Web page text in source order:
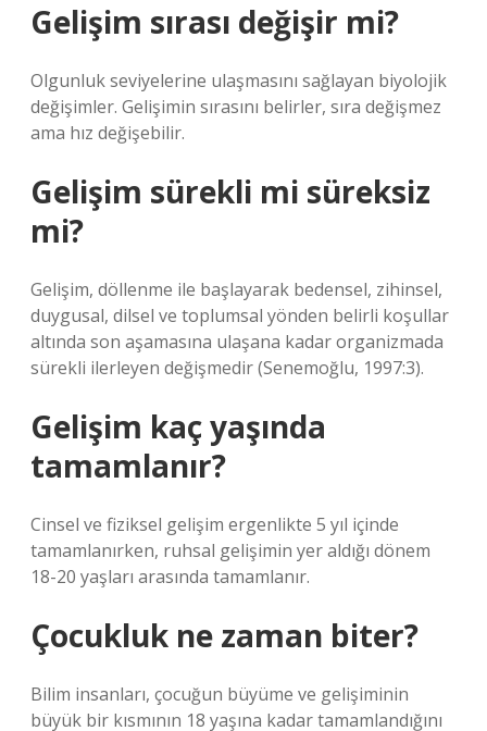
Gelişim sırası değişir mi?
Olgunluk seviyelerine ulaşmasını sağlayan biyolojik
değişimler. Gelişimin sırasını belirler, sıra değişmez
ama hız değişebilir.
Gelişim sürekli mi süreksiz
mi?
Gelişim, döllenme ile başlayarak bedensel, zihinsel,
duygusal, dilsel ve toplumsal yönden belirli koşullar
altında son aşamasına ulaşana kadar organizmada
sürekli ilerleyen değişmedir (Senemoğlu, 1997:3).
Gelişim kaç yaşında
tamamlanır?
Cinsel ve fiziksel gelişim ergenlikte 5 yıl içinde
tamamlanırken, ruhsal gelişimin yer aldığı dönem
18-20 yaşları arasında tamamlanır.
Çocukluk ne zaman biter?
Bilim insanları, çocuğun büyüme ve gelişiminin
büyük bir kısmının 18 yaşına kadar tamamlandığını